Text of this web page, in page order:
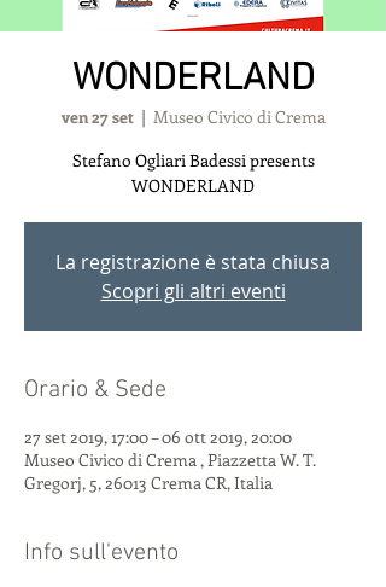
WONDERLAND
ven 27 set
  |
Museo Civico di Crema
Stefano Ogliari Badessi presents
WONDERLAND
La registrazione è stata chiusa
Scopri gli altri eventi
Orario & Sede
27 set 2019, 17:00 – 06 ott 2019, 20:00
Museo Civico di Crema , Piazzetta W. T.
Gregorj, 5, 26013 Crema CR, Italia
Info sull'evento